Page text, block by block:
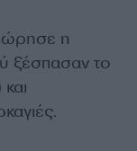
η
ξέσπασαν το